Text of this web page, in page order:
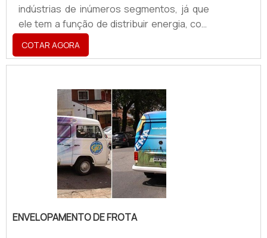
indústrias de inúmeros segmentos, já que
ele tem a função de distribuir energia, com
medidas personalizadas para que se elas
se adequem em cada dispositivo, ou
comandos de recepção de eletricidade. Na
barramentos que são suportados por
isoladores, que por vezes podem ser feitos
de inúmeros metais, como cobre, por
exemplo. Os barramentos de entrada
facilitam a conexão dos cabos, que fi.
COTAR AGORA
ENVELOPAMENTO DE FROTA